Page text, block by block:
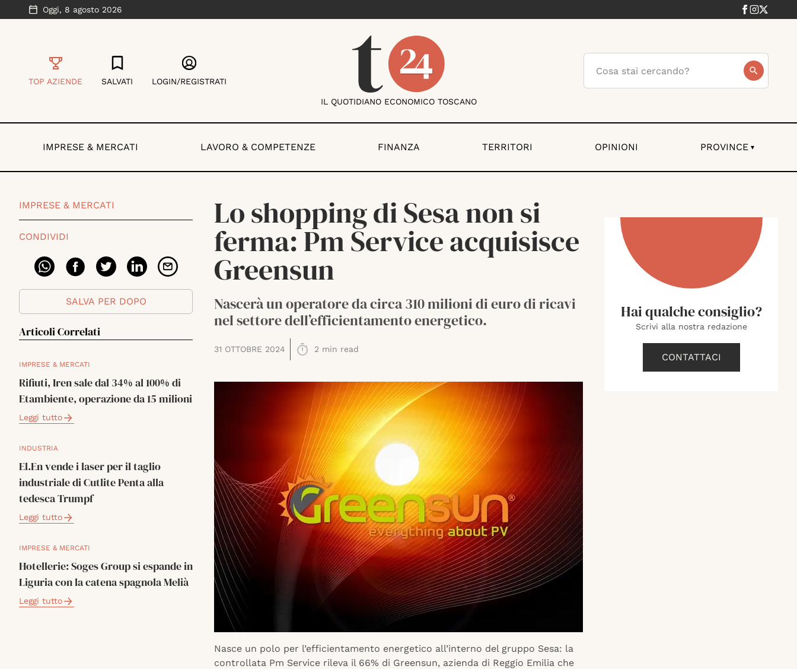
Oggi, 8 agosto 2026
TOP AZIENDE SALVATI LOGIN/REGISTRATI
IL QUOTIDIANO ECONOMICO TOSCANO
IMPRESE & MERCATI LAVORO & COMPETENZE FINANZA TERRITORI OPINIONI PROVINCE ▾
IMPRESE & MERCATI
CONDIVIDI
SALVA PER DOPO
Articoli Correlati
IMPRESE & MERCATI
Rifiuti, Iren sale dal 34% al 100% di
Etambiente, operazione da 15 milioni
Leggi tutto
INDUSTRIA
El.En vende i laser per il taglio
industriale di Cutlite Penta alla
tedesca Trumpf
Leggi tutto
IMPRESE & MERCATI
Hotellerie: Soges Group si espande in
Liguria con la catena spagnola Melià
Leggi tutto
Lo shopping di Sesa non si
ferma: Pm Service acquisisce
Greensun
Nascerà un operatore da circa 310 milioni di euro di ricavi
nel settore dell’efficientamento energetico.
31 OTTOBRE 2024 2 min read
Nasce un polo per l’efficientamento energetico all’interno del gruppo Sesa: la
controllata Pm Service rileva il 66% di Greensun, azienda di Reggio Emilia che
Hai qualche consiglio?
Scrivi alla nostra redazione
CONTATTACI